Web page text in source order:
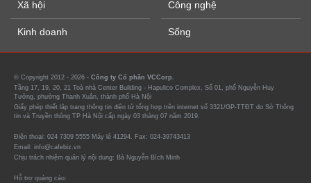
Xã hội
Kinh doanh
Công nghệ
Sống
© Copyright 2012 - 2026 - Công ty Cổ phần VCCorp.
Tầng 17, 19, 20, 21 Toà nhà Center Building - Hapulico Complex, Số 01, phố Nguyễn Huy
Tưởng, phường Thanh Xuân, thành phố Hà Nội
Giấy phép thiết lập trang thông tin điện tử tổng hợp trên internet số 3321/GP-TTĐT do Sở Thông
tin và Truyền thông TP Hà Nội cấp ngày 03 tháng 07 năm 2019.
Điện thoại: 024 7309 5555 Máy lẻ 41294. Fax: 024-39743413
Email: info@cafebiz.vn
Chịu trách nhiệm quản lý nội dung: Bà Nguyễn Bích Minh
Hỗ trợ quảng cáo: